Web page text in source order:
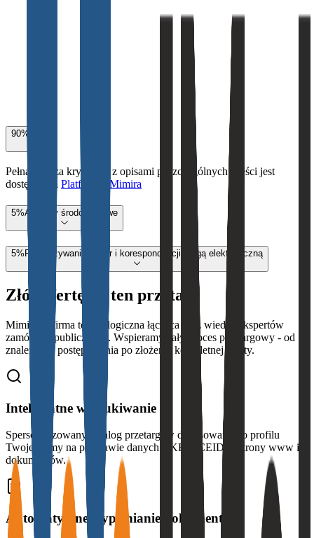
90%
Pełna analiza kryteriów z opisami poszczególnych części jest
dostępna na Platformie Mimira
5%Aspekty środowiskowe
5% Przekazywanie faktur i korespondencji drogą elektroniczną
Złóż ofertę na ten przetarg
Mimira to firma technologiczna łącząca AI z wiedzą ekspertów
zamówień publicznych. Wspieramy cały proces przetargowy - od
znalezienia postępowania po złożenie kompletnej oferty.
Inteligentne wyszukiwanie
Spersonalizowany katalog przetargów dopasowany do profilu
Twojej firmy na podstawie danych z KRS, CEIDG, strony www i
dokumentów.
Automatyczne wypełnianie dokumentów